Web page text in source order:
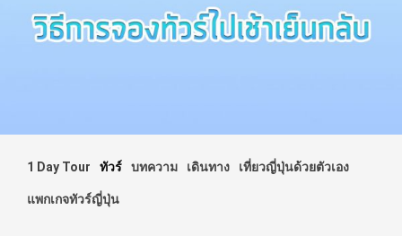
1 Day Tour ทัวร์ บทความ เดินทาง เที่ยวญี่ปุ่นด้วยตัวเอง
แพกเกจทัวร์ญี่ปุ่น